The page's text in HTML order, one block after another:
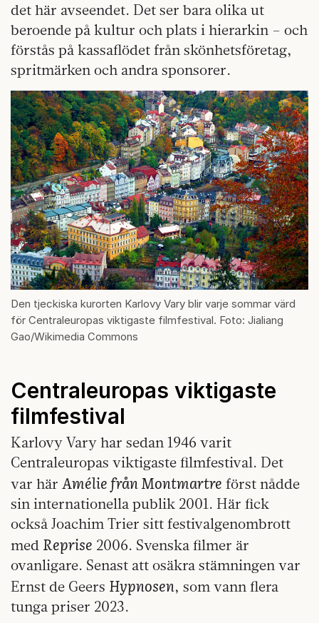
det här avseendet. Det ser bara olika ut
beroende på kultur och plats i hierarkin – och
förstås på kassaflödet från skönhetsföretag,
spritmärken och andra sponsorer.
Den tjeckiska kurorten Karlovy Vary blir varje sommar värd
för Centraleuropas viktigaste filmfestival. Foto: Jialiang
Gao/Wikimedia Commons
Centraleuropas viktigaste
filmfestival
Karlovy Vary har sedan 1946 varit
Centraleuropas viktigaste filmfestival. Det
var här Amélie från Montmartre först nådde
sin internationella publik 2001. Här fick
också Joachim Trier sitt festivalgenombrott
med Reprise 2006. Svenska filmer är
ovanligare. Senast att osäkra stämningen var
Ernst de Geers Hypnosen, som vann flera
tunga priser 2023.